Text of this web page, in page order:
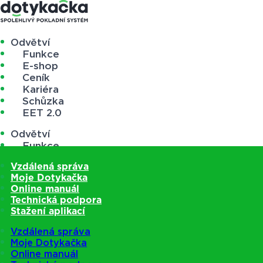
Odvětví
Funkce
E-shop
Ceník
Kariéra
Schůzka
EET 2.0
Odvětví
Funkce
Ceník
Kariéra
Schůzka
EET 2.0
Vzdálená správa
Moje Dotykačka
Online manuál
Technická podpora
Stažení aplikací
Vzdálená správa
Moje Dotykačka
Online manuál